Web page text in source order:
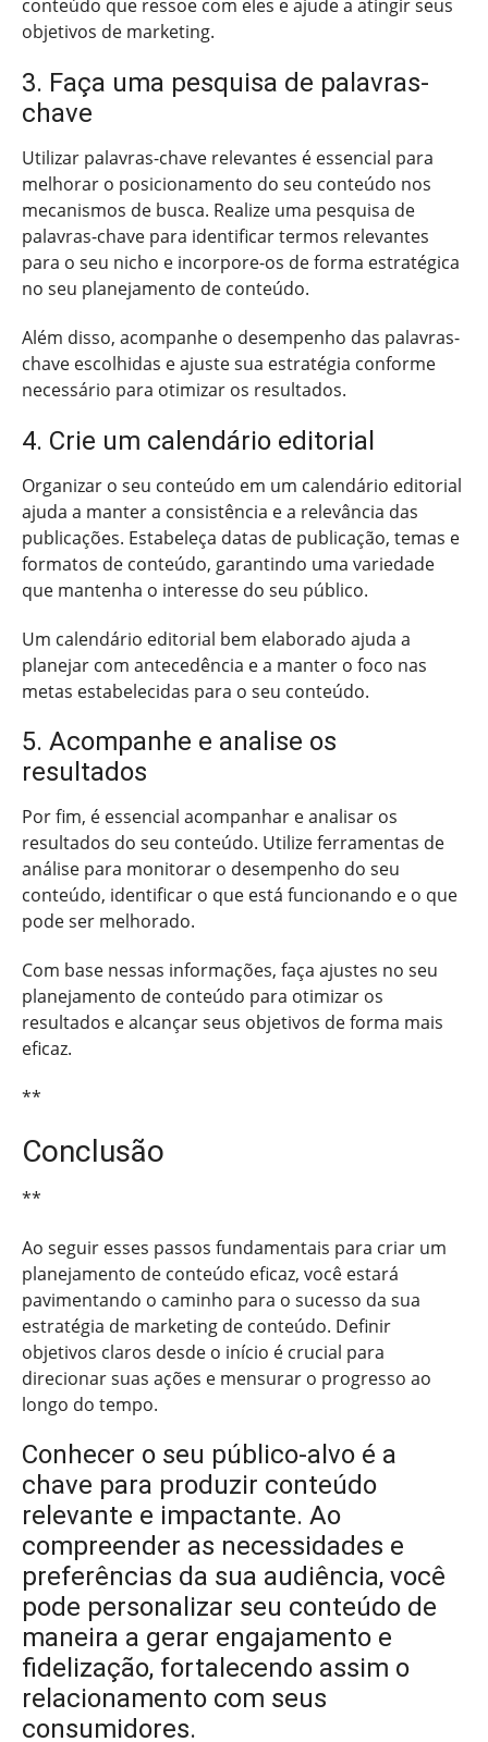
conteúdo que ressoe com eles e ajude a atingir seus
objetivos de marketing.
3. Faça uma pesquisa de palavras-
chave
Utilizar palavras-chave relevantes é essencial para
melhorar o posicionamento do seu conteúdo nos
mecanismos de busca. Realize uma pesquisa de
palavras-chave para identificar termos relevantes
para o seu nicho e incorpore-os de forma estratégica
no seu planejamento de conteúdo.
Além disso, acompanhe o desempenho das palavras-
chave escolhidas e ajuste sua estratégia conforme
necessário para otimizar os resultados.
4. Crie um calendário editorial
Organizar o seu conteúdo em um calendário editorial
ajuda a manter a consistência e a relevância das
publicações. Estabeleça datas de publicação, temas e
formatos de conteúdo, garantindo uma variedade
que mantenha o interesse do seu público.
Um calendário editorial bem elaborado ajuda a
planejar com antecedência e a manter o foco nas
metas estabelecidas para o seu conteúdo.
5. Acompanhe e analise os
resultados
Por fim, é essencial acompanhar e analisar os
resultados do seu conteúdo. Utilize ferramentas de
análise para monitorar o desempenho do seu
conteúdo, identificar o que está funcionando e o que
pode ser melhorado.
Com base nessas informações, faça ajustes no seu
planejamento de conteúdo para otimizar os
resultados e alcançar seus objetivos de forma mais
eficaz.
**
Conclusão
**
Ao seguir esses passos fundamentais para criar um
planejamento de conteúdo eficaz, você estará
pavimentando o caminho para o sucesso da sua
estratégia de marketing de conteúdo. Definir
objetivos claros desde o início é crucial para
direcionar suas ações e mensurar o progresso ao
longo do tempo.
Conhecer o seu público-alvo é a
chave para produzir conteúdo
relevante e impactante. Ao
compreender as necessidades e
preferências da sua audiência, você
pode personalizar seu conteúdo de
maneira a gerar engajamento e
fidelização, fortalecendo assim o
relacionamento com seus
consumidores.